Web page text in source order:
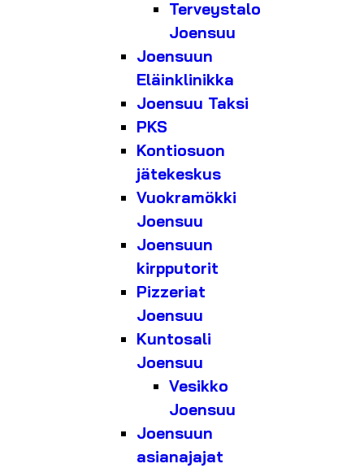
Terveystalo
Joensuu
Joensuun
Eläinklinikka
Joensuu Taksi
PKS
Kontiosuon
jätekeskus
Vuokramökki
Joensuu
Joensuun
kirpputorit
Pizzeriat
Joensuu
Kuntosali
Joensuu
Vesikko
Joensuu
Joensuun
asianajajat